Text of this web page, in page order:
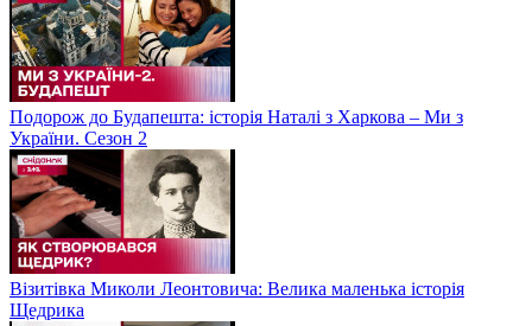
Подорож до Будапешта: історія Наталі з Харкова – Ми з
України. Сезон 2
Візитівка Миколи Леонтовича: Велика маленька історія
Щедрика